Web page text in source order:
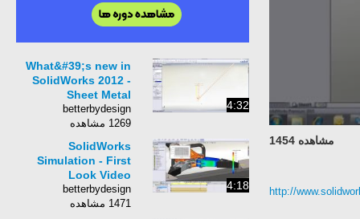
مشاهده 1454
http://
4:32
What&#39;s new in
SolidWorks 2012 -
Sheet Metal
betterbydesign
1269 مشاهده
4:18
SolidWorks
Simulation - First
Look Video
betterbydesign
1471 مشاهده